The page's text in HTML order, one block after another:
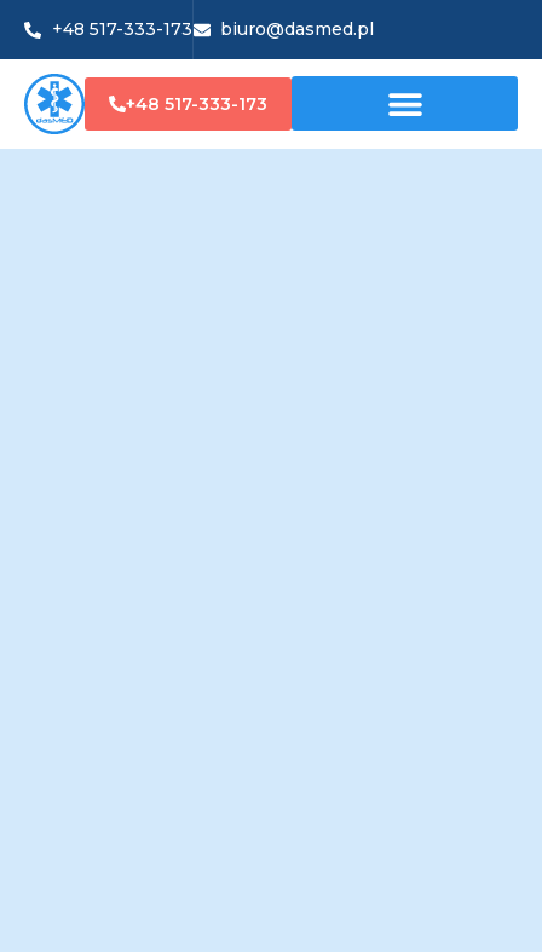
+48 517-333-173 biuro@dasmed.pl
+48 517-333-173